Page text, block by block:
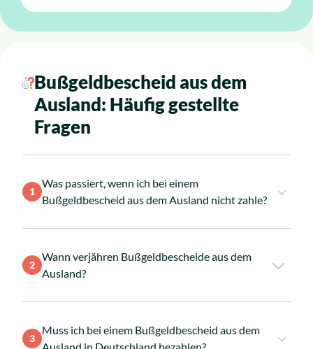
Bußgeldbescheid aus dem
Ausland: Häufig gestellte
Fragen
1
Was passiert, wenn ich bei einem
Bußgeldbescheid aus dem Ausland nicht zahle?
Weigern Sie sich, der Zahlungsaufforderung
aus dem Ausland nachzukommen, leitet die
schlimmsten Fall droht Ihnen bei der
Wiedereinreise die Beschlagnahmung Ihres
2
Wann verjähren Bußgeldbescheide aus dem
Ausland?
Wann ein Bußgeldbescheid aus dem Ausland
3
Muss ich bei einem Bußgeldbescheid aus dem